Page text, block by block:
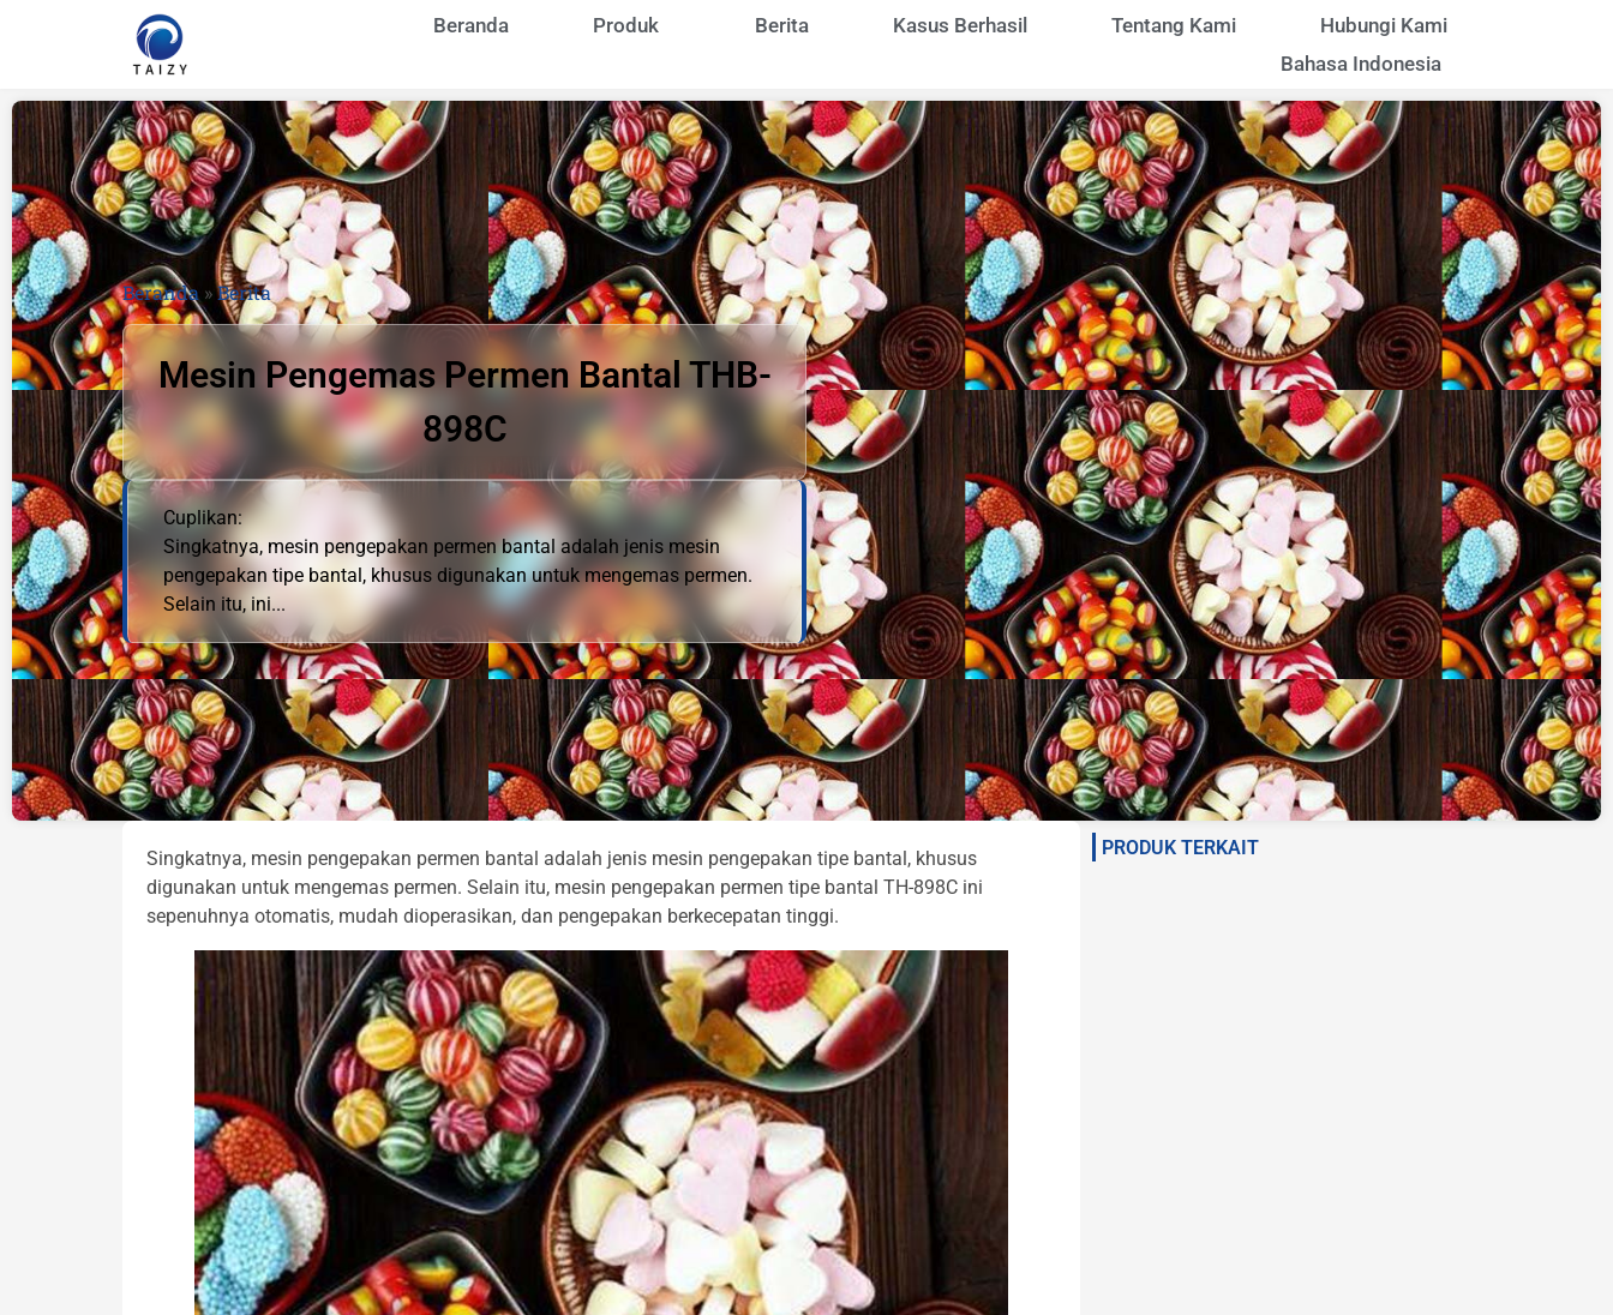
Beranda Produk Berita Kasus Berhasil Tentang Kami
Hubungi Kami
Bahasa Indonesia
Beranda »Berita
Mesin Pengemas Permen Bantal THB-
898C
Cuplikan:
Singkatnya, mesin pengepakan permen bantal adalah jenis mesin
pengepakan tipe bantal, khusus digunakan untuk mengemas permen.
Selain itu, ini...
Singkatnya, mesin pengepakan permen bantal adalah jenis mesin pengepakan tipe bantal, khusus
digunakan untuk mengemas permen. Selain itu, mesin pengepakan permen tipe bantal TH-898C ini
sepenuhnya otomatis, mudah dioperasikan, dan pengepakan berkecepatan tinggi.
PRODUK TERKAIT